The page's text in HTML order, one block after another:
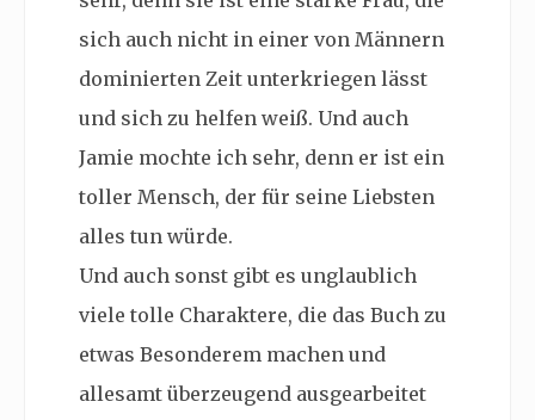
sich auch nicht in einer von Männern
dominierten Zeit unterkriegen lässt
und sich zu helfen weiß. Und auch
Jamie mochte ich sehr, denn er ist ein
toller Mensch, der für seine Liebsten
alles tun würde.
Und auch sonst gibt es unglaublich
viele tolle Charaktere, die das Buch zu
etwas Besonderem machen und
allesamt überzeugend ausgearbeitet